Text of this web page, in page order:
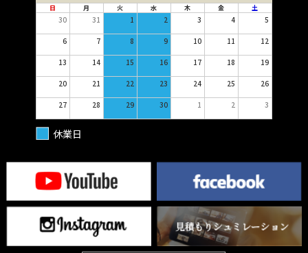
日 月 火 水 木 金 土
30 31 1 2 3 4 5
6 7 8 9 10 11 12
13 14 15 16 17 18 19
20 21 22 23 24 25 26
27 28 29 30 1 2 3
休業日